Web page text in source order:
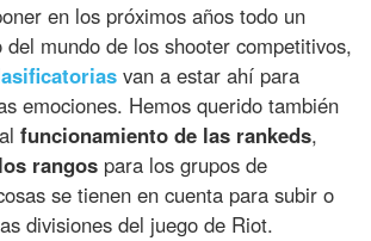
en los próximos años todo un
del mundo de los shooter competitivos,
van a estar ahí para
emociones. Hemos querido también
funcionamiento de las rankeds,
los rangos para los grupos de
se tienen en cuenta para subir o
divisiones del juego de Riot.